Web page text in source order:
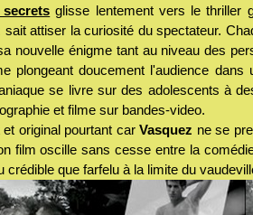
glisse lentement vers le thriller
sait attiser la curiosité du spectateur.
nouvelle énigme tant au niveau des
plongeant doucement l'audience dans
se livre sur des adolescents à
et filme sur bandes-video.
et original pourtant carVasquez ne se
film oscille sans cesse entre la
crédible que farfelu à la limite du